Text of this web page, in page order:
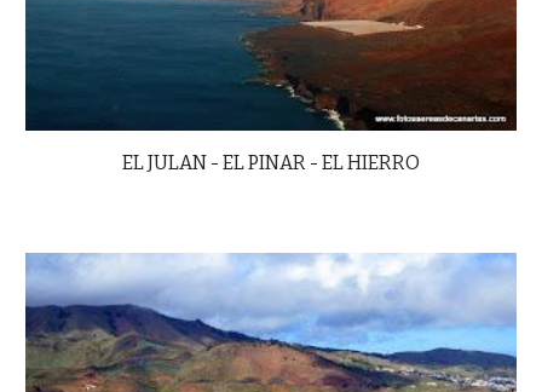
EL JULAN - EL PINAR - EL HIERRO